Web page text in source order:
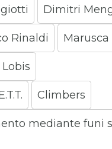
Dimitri
Rinaldi
Climbers
mediante funi